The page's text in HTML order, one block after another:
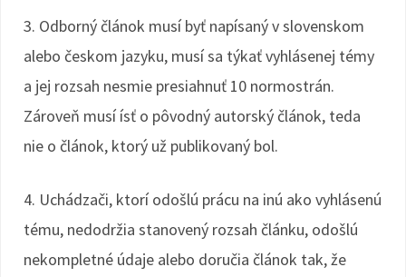
3. Odborný článok musí byť napísaný v slovenskom
alebo českom jazyku, musí sa týkať vyhlásenej témy
a jej rozsah nesmie presiahnuť 10 normostrán.
Zároveň musí ísť o pôvodný autorský článok, teda
nie o článok, ktorý už publikovaný bol.
4. Uchádzači, ktorí odošlú prácu na inú ako vyhlásenú
tému, nedodržia stanovený rozsah článku, odošlú
nekompletné údaje alebo doručia článok tak, že